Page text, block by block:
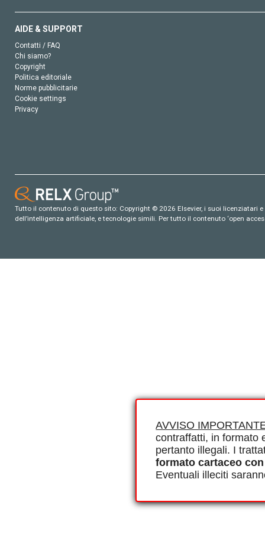
AVVISO
contraffatti, in formato
pertanto illegali. I
formato cartaceo
Eventuali illeciti
AIDE & SUPPORT
Contatti / FAQ
Chi siamo?
Copyright
Politica editoriale
Norme pubblicitarie
Cookie settings
Privacy
Tutto il contenuto di questo sito: Copyright © 2026 Elsevier, i suoi
dell’intelligenza artificiale, e tecnologie simili. Per tutto il contenuto ‘open